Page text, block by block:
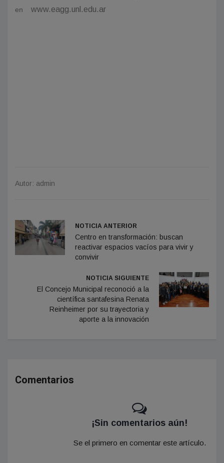
en
www.eagg.unl.edu.ar
Autor: admin
NOTICIA ANTERIOR
Centro en transformación: buscan
reactivar espacios vacíos para vivir y
convivir
NOTICIA SIGUIENTE
El Concejo Municipal reconoció a la
científica santafesina Renata
Reinheimer por su trayectoria y
aporte a la innovación
Comentarios
¡Sin comentarios aún!
Se el primero en comentar este artículo.